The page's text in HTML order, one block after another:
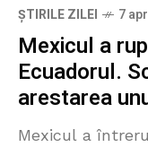
ȘTIRILE ZILEI 7
Mexicul a
Ecuadorul.
arestarea
Mexicul a